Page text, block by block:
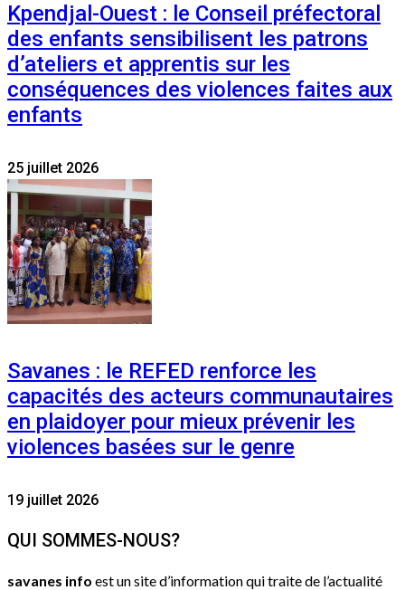
Kpendjal-Ouest : le Conseil préfectoral
des enfants sensibilisent les patrons
d’ateliers et apprentis sur les
conséquences des violences faites aux
enfants
25 juillet 2026
Savanes : le REFED renforce les
capacités des acteurs communautaires
en plaidoyer pour mieux prévenir les
violences basées sur le genre
19 juillet 2026
QUI SOMMES-NOUS?
savanes info est un site d’information qui traite de l’actualité